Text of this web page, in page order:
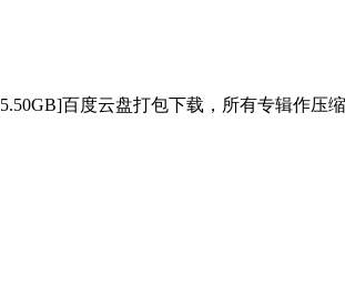
百度云盘打包下载，所有专辑作压